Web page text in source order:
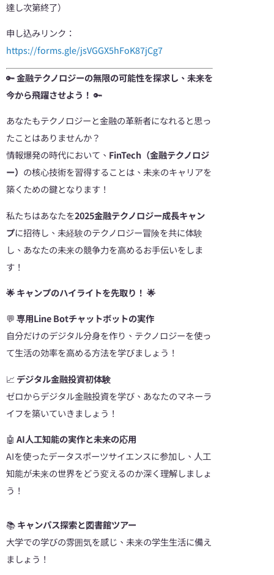
達し次第終了）
申し込みリンク：
https://forms.gle/jsVGGX5hFoK87jCg7
🔑金融テクノロジーの無限の可能性を探求し、未来を
今から飛躍させよう！ 🔑
あなたもテクノロジーと金融の革新者になれると思っ
たことはありませんか？
情報爆発の時代において、 FinTech（金融テクノロジ
ー） の核心技術を習得することは、未来のキャリアを
築くための鍵となります！
私たちはあなたを2025金融テクノロジー成長キャン
プに招待し、未経験のテクノロジー冒険を共に体験
し、あなたの未来の競争力を高めるお手伝いをしま
す！
🌟キャンプのハイライトを先取り！ 🌟
💬専用Line Botチャットボットの実作
自分だけのデジタル分身を作り、テクノロジーを使っ
て生活の効率を高める方法を学びましょう！
📈 デジタル金融投資初体験
ゼロからデジタル金融投資を学び、あなたのマネーラ
イフを築いていきましょう！
🤖 AI人工知能の実作と未来の応用
AIを使ったデータスポーツサイエンスに参加し、人工
知能が未来の世界をどう変えるのか深く理解しましょ
う！
📚キャンパス探索と図書館ツアー
大学での学びの雰囲気を感じ、未来の学生生活に備え
ましょう！